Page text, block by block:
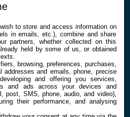
À PROPOS
La rédaction
Contact
wish to store and access information on
in emails, etc.), combine and share
partners, whether collected on this
held by some of us, or obtained
browsing, preferences, purchases,
addresses and emails, phone, precise
and offering you services,
and ads across your devices and
post, SMS, phone, audio, and video),
their performance, and analysing